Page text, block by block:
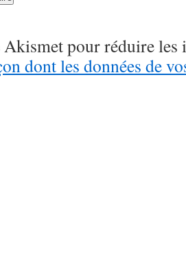
pour réduire les
dont les données de